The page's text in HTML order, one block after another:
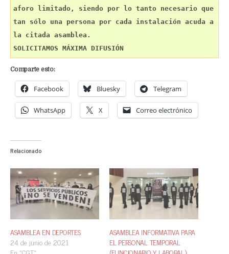
aforo limitado, siendo por lo tanto necesario que
tan sólo una persona por cada instalación acuda a
la citada asamblea.
SOLICITAMOS MÁXIMA DIFUSIÓN
Comparte esto:
Facebook Bluesky Telegram
WhatsApp X Correo electrónico
Relacionado
ASAMBLEA EN DEPORTES
24 de junio de 2021
ASAMBLEA INFORMATIVA PARA
EL PERSONAL TEMPORAL